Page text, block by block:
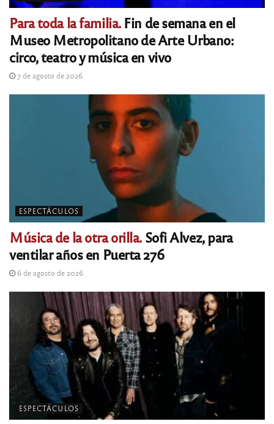
Para toda la familia.Fin de semana en el
Museo Metropolitano de Arte Urbano:
circo, teatro y música en vivo
7 de agosto de 2026
ESPECTÁCULOS
Música de la otra orilla. Sofi Alvez, para
ventilar años en Puerta 276
6 de agosto de 2026
ESPECTÁCULOS